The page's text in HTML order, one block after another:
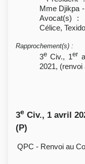
Mme Djikpa
Avocat(s) :
Célice,
Rapprochement(s) :
3eCiv., 1er
2021, (renvoi
3e Civ., 1 avril
(P)
QPC - Renvoi au